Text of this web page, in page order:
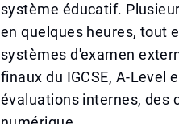
système éducatif.
en quelques heures, tout
systèmes d'examen
finaux du IGCSE, A-Level
évaluations internes, des